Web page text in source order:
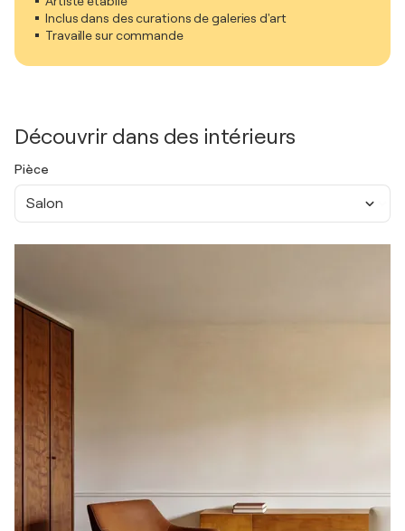
Inclus dans des curations de galeries d'art
Travaille sur commande
Découvrir dans des intérieurs
Pièce
Salon